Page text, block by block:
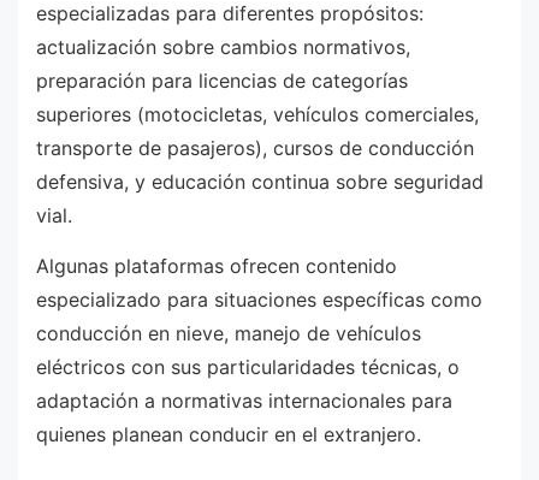
especializadas para diferentes propósitos:
actualización sobre cambios normativos,
preparación para licencias de categorías
superiores (motocicletas, vehículos comerciales,
transporte de pasajeros), cursos de conducción
defensiva, y educación continua sobre seguridad
vial.
Algunas plataformas ofrecen contenido
especializado para situaciones específicas como
conducción en nieve, manejo de vehículos
eléctricos con sus particularidades técnicas, o
adaptación a normativas internacionales para
quienes planean conducir en el extranjero.